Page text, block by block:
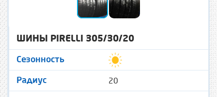
ШИНЫ PIRELLI 305/30/20
Сезонность
Радиус 20